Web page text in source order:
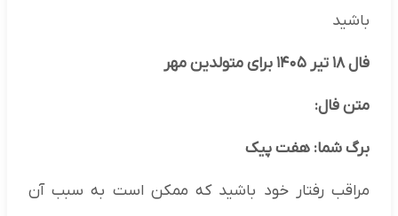
باشید
فال ۱۸ تیر ۱۴۰۵ برای متولدین مهر
متن فال:
برگ شما: هفت پیک
مراقب رفتار خود باشید که ممکن است به سبب آن